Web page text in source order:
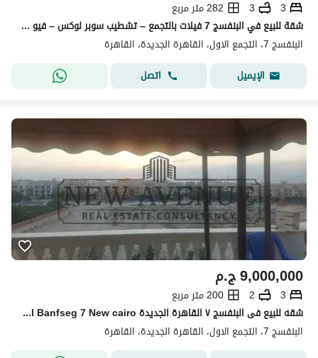
3
3
282 متر مربع
شقة للبيع في البنفسج 7 فيلات بالتجمع – تشطيب سوبر لوكس – فيو على وايد جاردن
البنفسج 7، التجمع الاول، القاهرة الجديدة، القاهرة
الإيميل
اتصل
ج.م9,000,000
3
2
200 متر مربع
شقه للبيع فى البنفسج ٧ القاهرة الجديدة El Banfseg 7 New cairo تشطيب كامل مع المطبخ استلام فوري قابل للتفاوض
البنفسج 7، التجمع الاول، القاهرة الجديدة، القاهرة